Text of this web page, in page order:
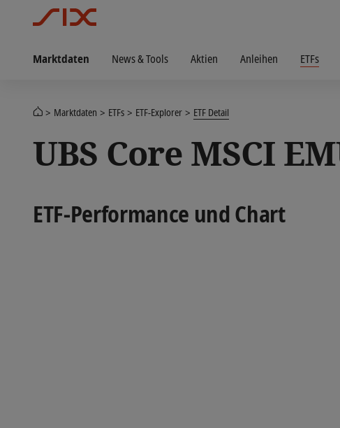
Marktdaten News & Tools Aktien Anleihen ETFs
Marktdaten ETFs ETF-Explorer ETF Detail
UBS Core MSCI
ETF-Performance und Chart